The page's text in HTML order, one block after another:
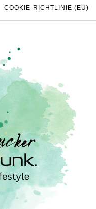
COOKIE-RICHTLINIE (EU)